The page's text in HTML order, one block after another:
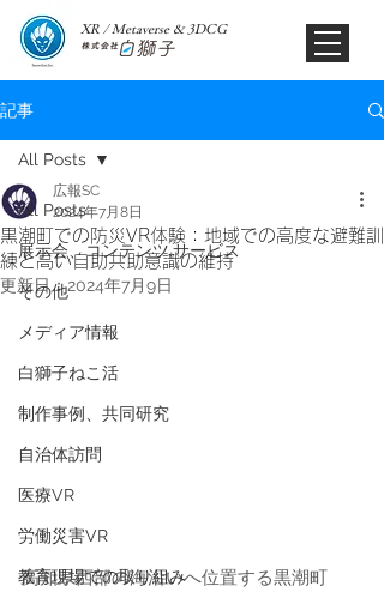
XR / Metaverse & 3DCG​
記事
All Posts
展示会、コンテンツ,サービス
その他
メディア情報
白獅子ねこ活
制作事例、共同研究
自治体訪問
医療VR
労働災害VR
教育現場での取り組み
All Posts
黒潮町での防災VR体験：地域での高度な避難訓
練と高い自助共助意識の維持
広報SC
2024年7月8日
更新日：2024年7月9日
高知県西部の海沿いへ位置する黒潮町